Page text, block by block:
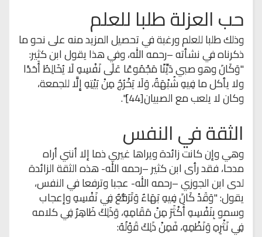
حب العزلة طلبا للعلم
وذلك طلبا للعلم ورغبة في تحصيل المزيد منه على نحو ما
ذكرناه في نشأته –رحمه الله، وفي هذا يقول ابن كثير:
"وَكَانَ وهو صبي دَيِّنًا مَجْمُوعًا عَلَى نَفْسِهِ لَا يُخَالِطُ أَحَدًا
ولا يأكل ما فِيهِ شُبْهَةٌ، وَلَا يَخْرُجُ مِنْ بَيْتِهِ إِلَّا للجمعة،
وكان لا يلعب مع الصبيان[44]".
الثقة في النفس
وهي وإن كانت زائدة ويراها غيري ذما إلا أنني أراه
مدحا، فقد رأى ابن كثير –رحمه الله- هذه الثقة الزائدة
لدى ابن الجوزي –رحمه الله- عجبا وترفعا في النفس،
يقول: "وَقَدْ كَانَ فِيهِ بَهَاءٌ وَتَرَفُّعٌ فِي نَفْسِهِ وإعجاب
وسمو بِنَفْسِهِ أَكْثَرَ مِنْ مَقَامِهِ، وَذَلِكَ ظَاهِرٌ فِي كلامه
فِي نَثْرِهِ وَنَظْمِهِ، فَمِنْ ذَلِكَ قَوْلُهُ: